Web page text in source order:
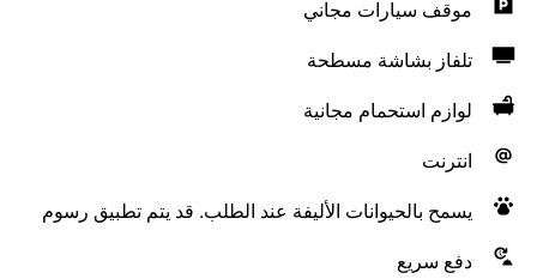
موقف سيارات مجاني
تلفاز بشاشة مسطحة
لوازم استحمام مجانية
انترنت
يسمح بالحيوانات الأليفة عند الطلب. قد يتم تطبيق رسوم
دفع سريع